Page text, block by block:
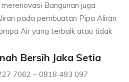
Bangunan juga
pada pembuatan Pipa Aliran
Air yang terbaik atau tidak
Bersih Jaka Setia
7062 – 0818 493 097